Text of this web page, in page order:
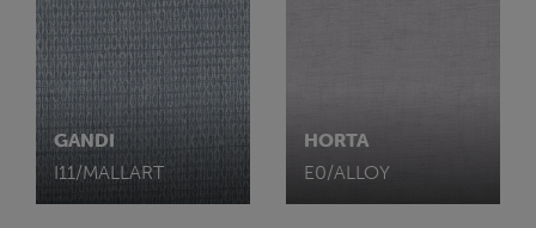
GANDI
I11/MALLART
HORTA
E0/ALLOY